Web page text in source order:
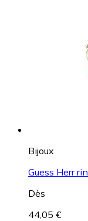
Bijoux
Guess Herr
Dès
44,05 €